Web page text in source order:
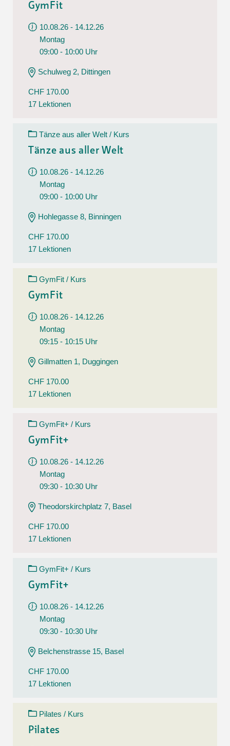
GymFit
10.08.26 - 14.12.26
Montag
09:00 - 10:00 Uhr
Schulweg 2, Dittingen
CHF 170.00
17 Lektionen
Tänze aus aller Welt / Kurs
Tänze aus aller Welt
10.08.26 - 14.12.26
Montag
09:00 - 10:00 Uhr
Hohlegasse 8, Binningen
CHF 170.00
17 Lektionen
GymFit / Kurs
GymFit
10.08.26 - 14.12.26
Montag
09:15 - 10:15 Uhr
Gillmatten 1, Duggingen
CHF 170.00
17 Lektionen
GymFit+ / Kurs
GymFit+
10.08.26 - 14.12.26
Montag
09:30 - 10:30 Uhr
Theodorskirchplatz 7, Basel
CHF 170.00
17 Lektionen
GymFit+ / Kurs
GymFit+
10.08.26 - 14.12.26
Montag
09:30 - 10:30 Uhr
Belchenstrasse 15, Basel
CHF 170.00
17 Lektionen
Pilates / Kurs
Pilates